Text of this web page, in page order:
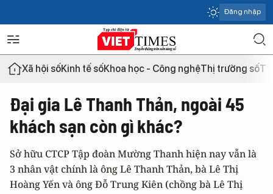
Đăng nhập
Xã hội sốKinh tế sốKhoa học - Công nghệThị trường số
Đại gia Lê Thanh Thản, ngoài 45
khách sạn còn gì khác?
Sở hữu CTCP Tập đoàn Mường Thanh hiện nay vẫn là
3 nhân vật chính là ông Lê Thanh Thản, bà Lê Thị
Hoàng Yến và ông Đỗ Trung Kiên (chồng bà Lê Thị